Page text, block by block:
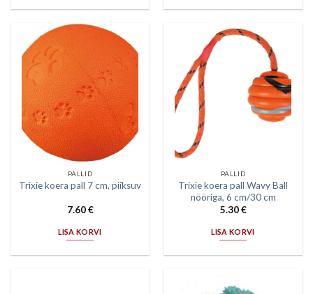
PALLID
Trixie koera pall 7 cm, piiksuv
7.60€
LISA KORVI
PALLID
Trixie koera pall Wavy Ball
nööriga, 6 cm/30 cm
5.30€
LISA KORVI